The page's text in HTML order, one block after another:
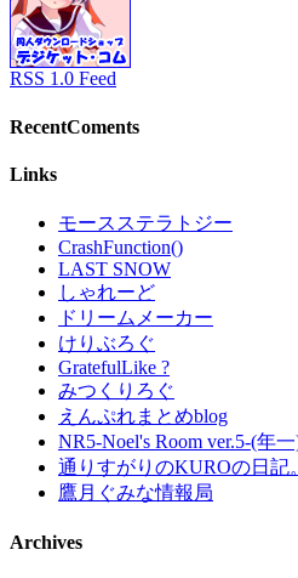
RSS 1.0 Feed
RecentComents
Links
モースステラトジー
CrashFunction()
LAST SNOW
しゃれーど
ドリームメーカー
けりぶろぐ
GratefulLike ?
みつくりろぐ
えんぷれまとめblog
NR5-Noel's Room ver.5-(年
通りすがりのKUROの日記
鷹月ぐみな情報局
Archives